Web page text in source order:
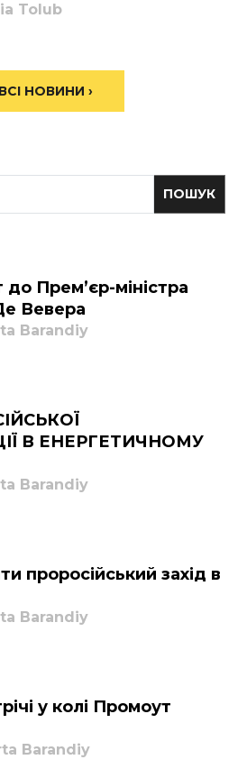
Tolub
ВСІ НОВИНИ ›
Прем’єр-міністра
Вевера
Barandiy
В ЕНЕРГЕТИЧНОМУ
Barandiy
проросійський захід в
Barandiy
у колі Промоут
Barandiy